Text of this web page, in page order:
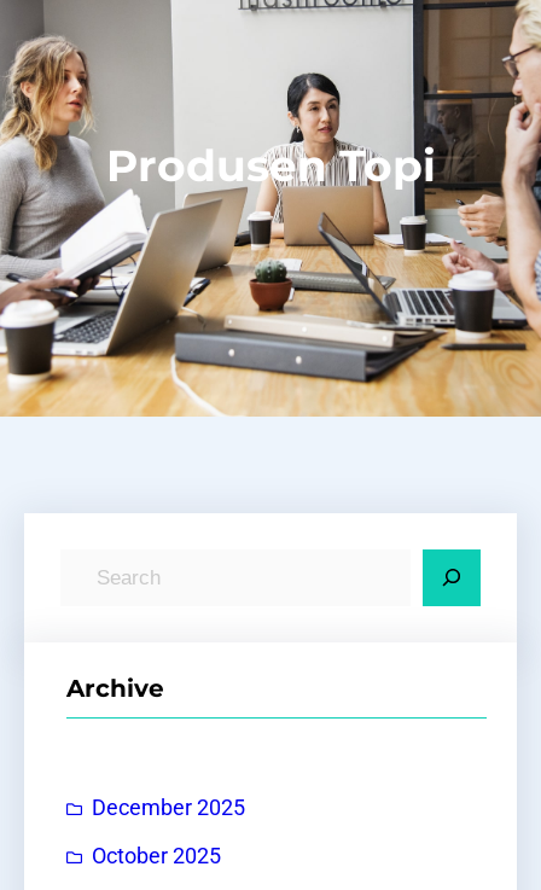
Produsen Topi
Archive
December 2025
October 2025